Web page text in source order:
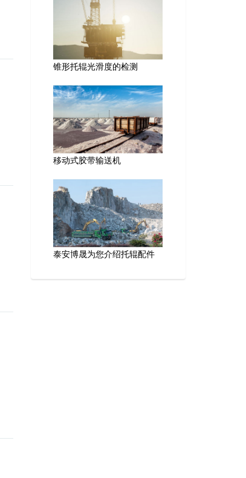
锥形托辊光滑度的检测
移动式胶带输送机
泰安博晟为您介绍托辊配件